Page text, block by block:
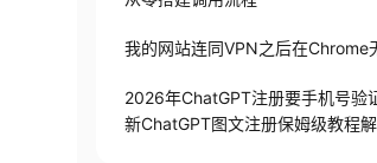
我的网站连同VPN之后在Chrome
2026年ChatGPT注册要手机号验
新ChatGPT图文注册保姆级教程